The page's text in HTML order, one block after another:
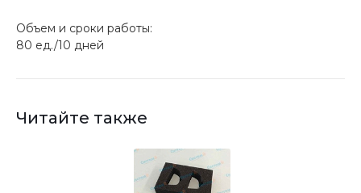
Объем и сроки работы:
80 ед./10 дней
Читайте также